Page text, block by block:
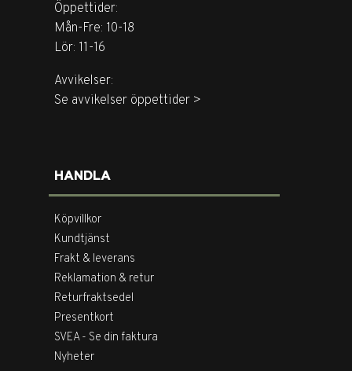
Öppettider:
Mån-Fre: 10-18
Lör: 11-16
Avvikelser:
Se avvikelser öppettider >
HANDLA
Köpvillkor
Kundtjänst
Frakt & leverans
Reklamation & retur
Returfraktsedel
Presentkort
SVEA - Se din faktura
Nyheter